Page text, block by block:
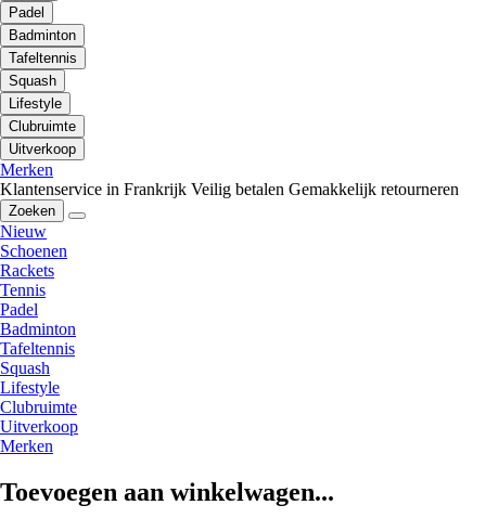
Padel
Badminton
Tafeltennis
Squash
Lifestyle
Clubruimte
Uitverkoop
Merken
Klantenservice in Frankrijk Veilig betalen Gemakkelijk retourneren
Zoeken
Nieuw
Schoenen
Rackets
Tennis
Padel
Badminton
Tafeltennis
Squash
Lifestyle
Clubruimte
Uitverkoop
Merken
Toevoegen aan winkelwagen...